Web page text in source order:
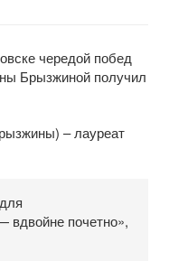
чередой побед
Брызжиной получил
– лауреат
вдвойне почетно»,